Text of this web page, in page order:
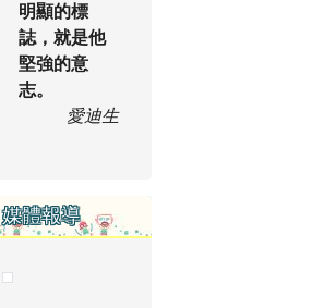
明顯的標
誌，就是他
堅強的意
志。
愛迪生
媒體報導